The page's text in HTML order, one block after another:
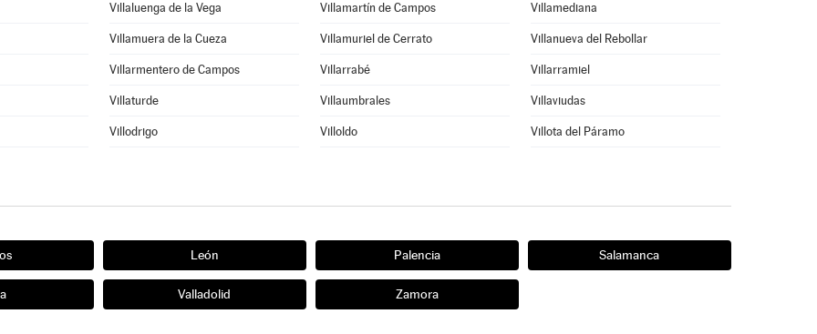
Villaluenga de la Vega Villamartín de Campos Villamediana
Villamuera de la Cueza Villamuriel de Cerrato Villanueva del Rebollar
Villarmentero de Campos Villarrabé Villarramiel
Villaturde Villaumbrales Villaviudas
Villodrigo Villoldo Villota del Páramo
León Palencia Salamanca
Valladolid Zamora